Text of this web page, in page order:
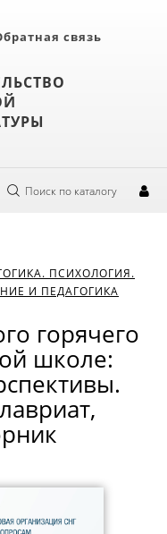
связь
Поиск по каталогу
ПСИХОЛОГИЯ.
И ПЕДАГОГИКА
горячего
школе: